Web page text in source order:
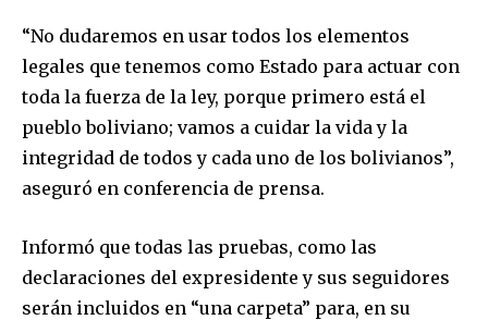
your privacy and won't spam your inbox. Your information is
safe with us.
SUBSCRIBE
I've read and accept thePrivacy Policy
“No dudaremos en usar todos los elementos
legales que tenemos como Estado para actuar con
toda la fuerza de la ley, porque primero está el
pueblo boliviano; vamos a cuidar la vida y la
integridad de todos y cada uno de los bolivianos”,
aseguró en conferencia de prensa.
Informó que todas las pruebas, como las
declaraciones del expresidente y sus seguidores
serán incluidos en “una carpeta” para, en su